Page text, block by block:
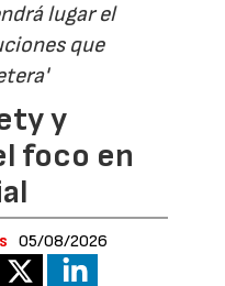
lugar el
que
y
foco en
05/08/2026